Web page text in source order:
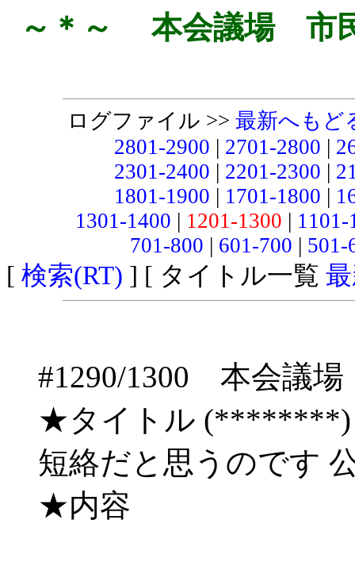
～＊～ 本会議場 市
ログファイル >> 最新へもど
2801-2900 | 2701-2800 |
2301-2400 | 2201-2300 |
1801-1900 | 1701-1800 |
1301-1400 | 1201-1300 |
701-800 | 601-700 |
[ 検索(RT) ] [ タイトル一覧
#1290/1300 本会
★タイトル (********)
短絡だと思うのです
★内容